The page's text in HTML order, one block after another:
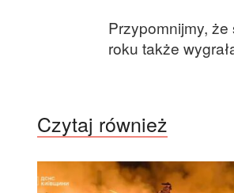
Przypomnijmy,
roku także
Czytaj również